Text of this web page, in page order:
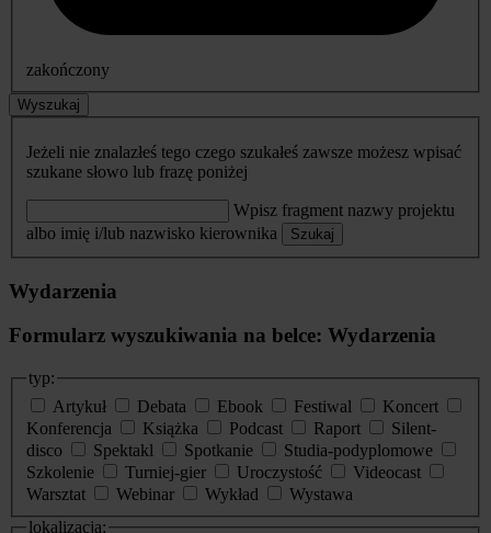
zakończony
Wyszukaj
Jeżeli nie znalazłeś tego czego szukałeś zawsze możesz wpisać
szukane słowo lub frazę poniżej
Wpisz fragment nazwy projektu
albo imię i/lub nazwisko kierownika
Szukaj
Wydarzenia
Formularz wyszukiwania na belce: Wydarzenia
typ:
Artykuł
Debata Ebook Festiwal
Koncert
Konferencja
Książka Podcast Raport
Silent-
disco
Spektakl Spotkanie
Studia-podyplomowe
Szkolenie
Turniej-gier Uroczystość
Videocast
Warsztat
Webinar Wykład
Wystawa
lokalizacja: